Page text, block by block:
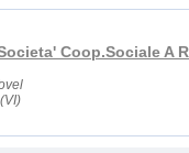
Coop.Sociale A
(VI)